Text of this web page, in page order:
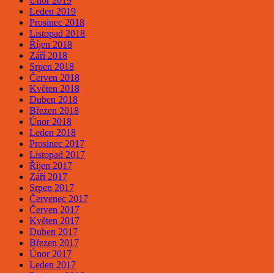
Leden 2019
Prosinec 2018
Listopad 2018
Říjen 2018
Září 2018
Srpen 2018
Červen 2018
Květen 2018
Duben 2018
Březen 2018
Únor 2018
Leden 2018
Prosinec 2017
Listopad 2017
Říjen 2017
Září 2017
Srpen 2017
Červenec 2017
Červen 2017
Květen 2017
Duben 2017
Březen 2017
Únor 2017
Leden 2017